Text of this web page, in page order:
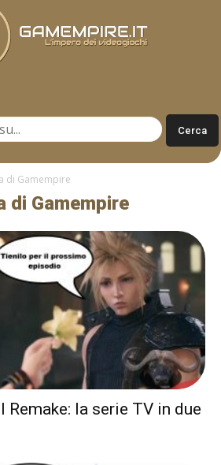
di Gamempire
di Gamempire
Remake: la serie TV in due